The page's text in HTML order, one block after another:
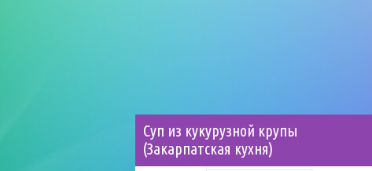
Суп из кукурузной крупы
(Закарпатская кухня)